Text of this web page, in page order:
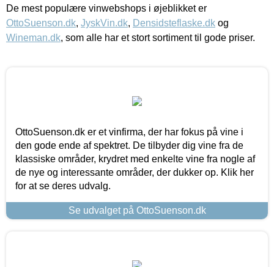
De mest populære vinwebshops i øjeblikket er
OttoSuenson.dk, JyskVin.dk, Densidsteflaske.dk og
Wineman.dk, som alle har et stort sortiment til gode priser.
OttoSuenson.dk er et vinfirma, der har fokus på vine i
den gode ende af spektret. De tilbyder dig vine fra de
klassiske områder, krydret med enkelte vine fra nogle af
de nye og interessante områder, der dukker op. Klik her
for at se deres udvalg.
Se udvalget på OttoSuenson.dk